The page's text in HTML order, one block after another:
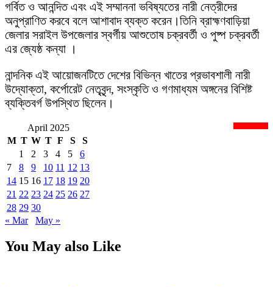
গর্বিত ও আনন্দিত এবং এই সম্মাননা ভবিষ্যতের নারী নেত্রীদের
অনুপ্রাণিত করবে বলে আশাবাদ ব্যক্ত করেন।তিনি ব্রাহ্মণবাড়িয়া
জেলার সরাইল উপজেলার স্বর্গীয় আশুতোষ চক্রবর্তী ও পুষ্প চক্রবর্তী
এর জ্যেষ্ঠ কন্যা ।
নান্দনিক এই আয়োজনটিতে দেশের বিভিন্ন খাতের প্রভাবশালী নারী
উদ্যোক্তা, কর্পোরেট নেতৃবৃন্দ, সংস্কৃতি ও গণমাধ্যম অঙ্গনের বিশিষ্ট
ব্যক্তিবর্গ উপস্থিত ছিলেন।
April 2025
M T W T F S
S
1
2 3 4 5
6
7
8 9 10 11 12 13
14 15 16 17 18 19 20
21 22 23 24 25 26 27
28 29 30
« Mar
May »
You May also Like